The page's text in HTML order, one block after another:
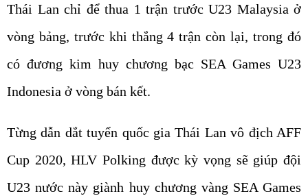
Thái Lan chỉ để thua 1 trận trước U23 Malaysia ở
vòng bảng, trước khi thắng 4 trận còn lại, trong đó
có đương kim huy chương bạc SEA Games U23
Indonesia ở vòng bán kết.
Từng dẫn dắt tuyển quốc gia Thái Lan vô địch AFF
Cup 2020, HLV Polking được kỳ vọng sẽ giúp đội
U23 nước này giành huy chương vàng SEA Games